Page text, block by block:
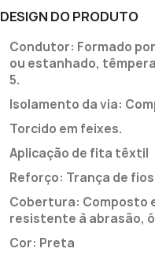
DESIGN DO PRODUTO
Condutor: Formado
ou estanhado,
5.
Isolamento da via:
Torcido em feixes.
Aplicação de fita têxtil
Reforço: Trança de
Cobertura: Composto
resistente à abrasão,
Cor: Preta